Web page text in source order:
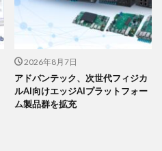
2026年8月7日
アドバンテック、次世代フィジカ
ルAI向けエッジAIプラットフォー
ム製品群を拡充